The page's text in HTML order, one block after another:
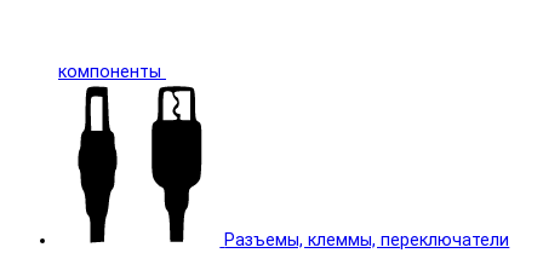
компоненты
Разъемы, клеммы, переключатели